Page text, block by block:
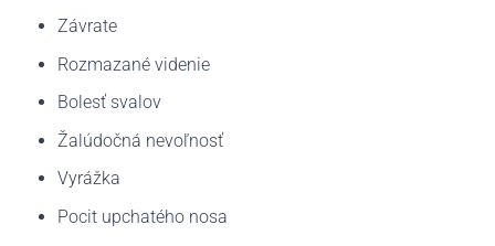
Závrate
Rozmazané videnie
Bolesť svalov
Žalúdočná nevoľnosť
Vyrážka
Pocit upchatého nosa